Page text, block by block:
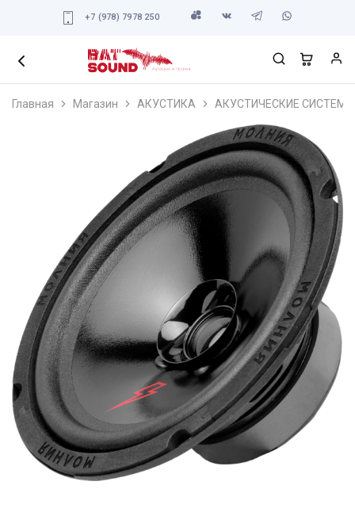
+7 (978) 7978 250
Главная Магазин АКУСТИКА АКУСТИЧЕСКИЕ СИСТЕМЫ